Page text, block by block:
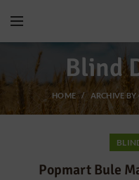
Blind
HOME ARCHIVE
Popmart Bule